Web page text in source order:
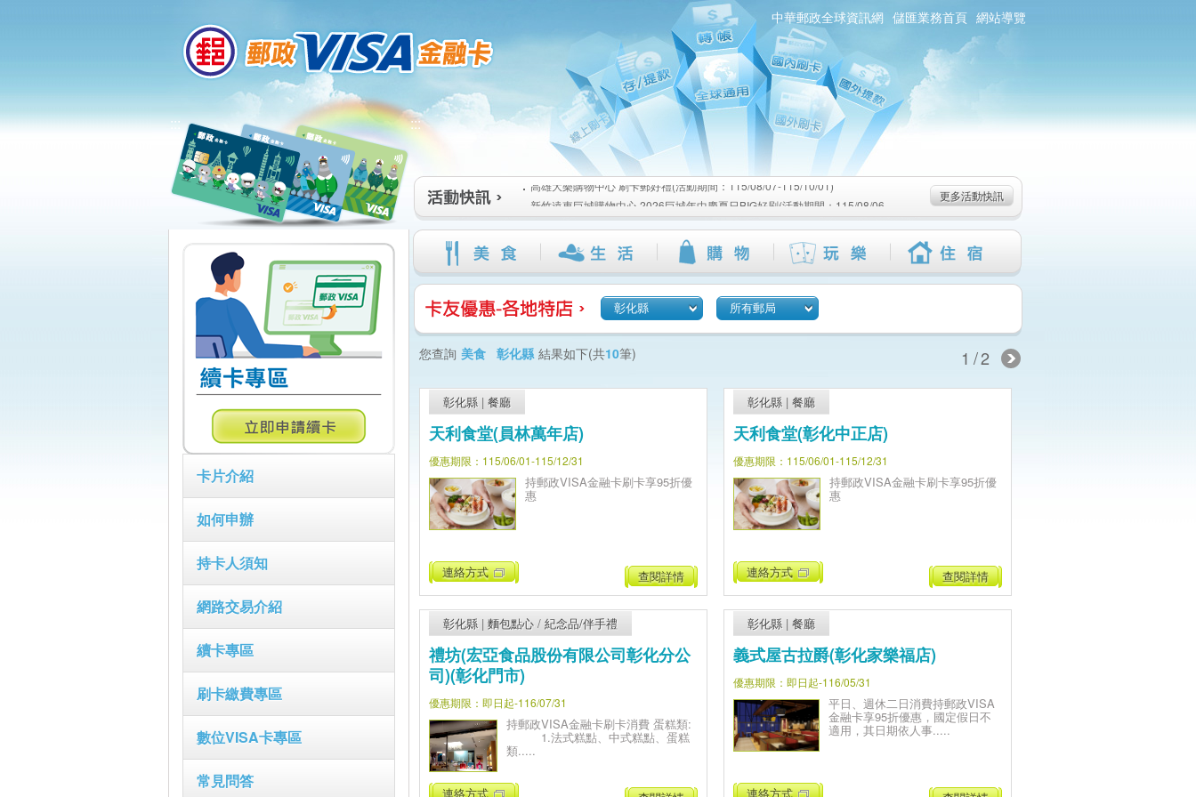
中華郵政全球資訊網 儲匯業務首頁 網站導覽
:::
卡片介紹
如何申辦
持卡人須知
網路交易介紹
續卡專區
刷卡繳費專區
數位VISA卡專區
常見問答
:::
高雄大樂購物中心 刷卡郵好禮(活動期間：115/08/07-115/10/01)
新竹遠東巨城購物中心 2026巨城年中慶夏日BIG好刷(活動期間：115/08/06-
115/08/26)
臺北三創生活 有點東西第2波 刷卡郵好禮(活動期間：115/08/06-115/09/02)
高雄大樂購物中心 刷卡郵好禮(活動期間：115/08/07-115/10/01)
新竹遠東巨城購物中心 2026巨城年中慶夏日BIG好刷(活動期間：115/08/06-
115/08/26)
臺北三創生活 有點東西第2波 刷卡郵好禮(活動期間：115/08/06-115/09/02)
更多活動快訊
彰化縣 所有郵局
您查詢 美食 彰化縣 結果如下(共10筆) 1/2
彰化縣 | 餐廳
天利食堂(員林萬年店)
優惠期限：115/06/01-115/12/31
持郵政VISA金融卡刷卡享95折優
惠
連絡方式 查閱詳情
彰化縣 |餐廳
天利食堂(彰化中正店)
優惠期限：115/06/01-115/12/31
持郵政VISA金融卡刷卡享95折優
惠
連絡方式 查閱詳情
彰化縣 | 麵包點心 / 紀念品/伴手禮
禮坊(宏亞食品股份有限公司彰化分公
司)(彰化門市)
優惠期限：即日起-116/07/31
持郵政VISA金融卡刷卡消費 蛋糕類:
1.法式糕點、中式糕點、蛋糕
類.....
連絡方式
彰化縣 |餐廳
義式屋古拉爵(彰化家樂福店)
優惠期限：即日起-116/05/31
平日、週休二日消費持郵政VISA
金融卡享95折優惠，國定假日不
適用，其日期依人事.....
連絡方式